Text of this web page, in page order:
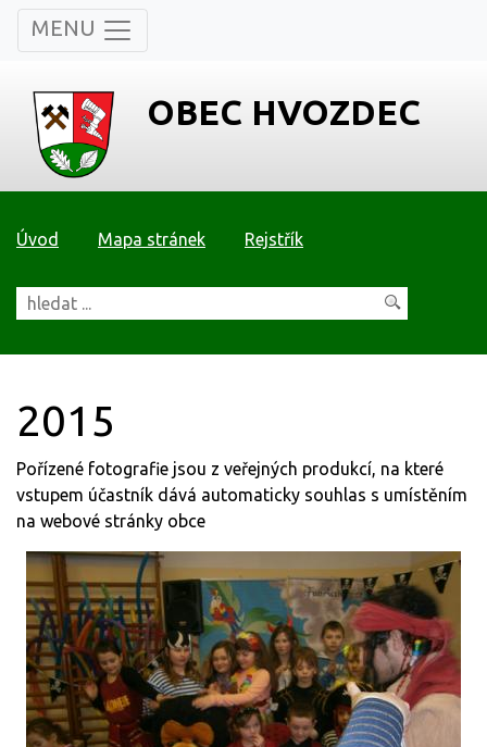
MENU
OBEC HVOZDEC
Úvod Mapa stránek Rejstřík
2015
Pořízené fotografie jsou z veřejných produkcí, na které
vstupem účastník dává automaticky souhlas s umístěním
na webové stránky obce